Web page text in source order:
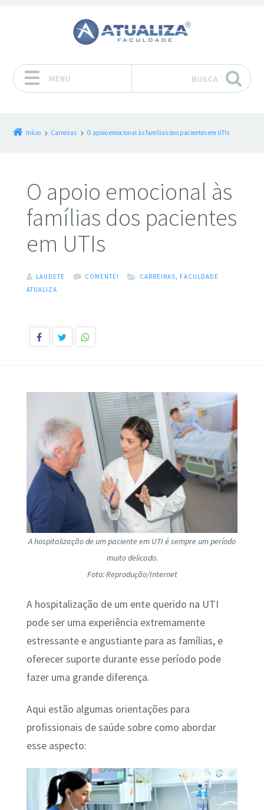
MENU BUSCA
Início Carreiras O apoio emocional às famílias dos pacientes em UTIs
O apoio emocional às
famílias dos pacientes
em UTIs
LAUDETE COMENTE! CARREIRAS
FACULDADE
ATUALIZA
A hospitalização de um paciente em UTI é sempre um período
muito delicado.
Foto: Reprodução/Internet
A hospitalização de um ente querido na UTI
pode ser uma experiência extremamente
estressante e angustiante para as famílias, e
oferecer suporte durante esse período pode
fazer uma grande diferença.
Aqui estão algumas orientações para
profissionais de saúde sobre como abordar
esse aspecto: